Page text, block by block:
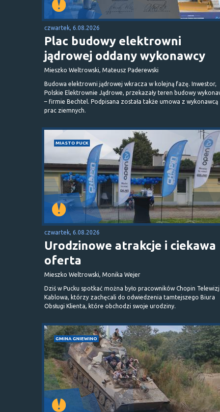
czwartek, 6.08.2026
Plac budowy elektrowni
jądrowej oddany wykonawcy
Mieszko Weltrowski, Mateusz Paderewski
Budowa elektrowni jądrowej wkracza w kolejną fazę. Inwestor,
Polskie Elektrownie Jądrowe, przekazały teren budowy
– firmie Bechtel. Podpisana została także umowa z wykonawcą
prac ziemnych.
MIASTO PUCK
czwartek, 6.08.2026
Urodzinowe atrakcje i ciekawa
oferta
Mieszko Weltrowski, Monika Wejer
Dziś w Pucku spotkać można było pracowników Chopin
Kablowa, którzy zachęcali do odwiedzenia tamtejszego Biura
Obsługi Klienta, które obchodzi swoje urodziny.
GMINA GNIEWINO